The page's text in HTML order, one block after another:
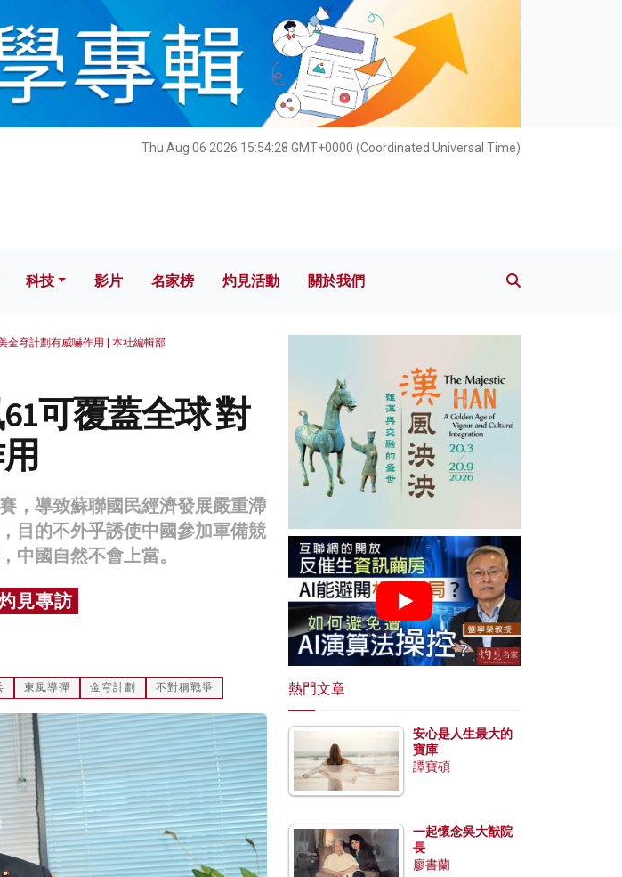
Thu Aug 06 2026 15:54:30 GMT+0000 (Coordinated Universal Time)
科技 影片 名家榜 灼見活動 關於我們
科技 影片 名家榜 灼見活動 關於我們
金穹計劃有威嚇作用 | 本社編輯部
可覆蓋全球 對
，導致蘇聯國民經濟發展嚴重滯
目的不外乎誘使中國參加軍備競
中國自然不會上當。
見專訪
東風導彈 金穹計劃 不對稱戰爭 熱門文章
安心是人生最大的
寶庫
譚寶碩
一起懷念吳大猷院
長
廖書蘭